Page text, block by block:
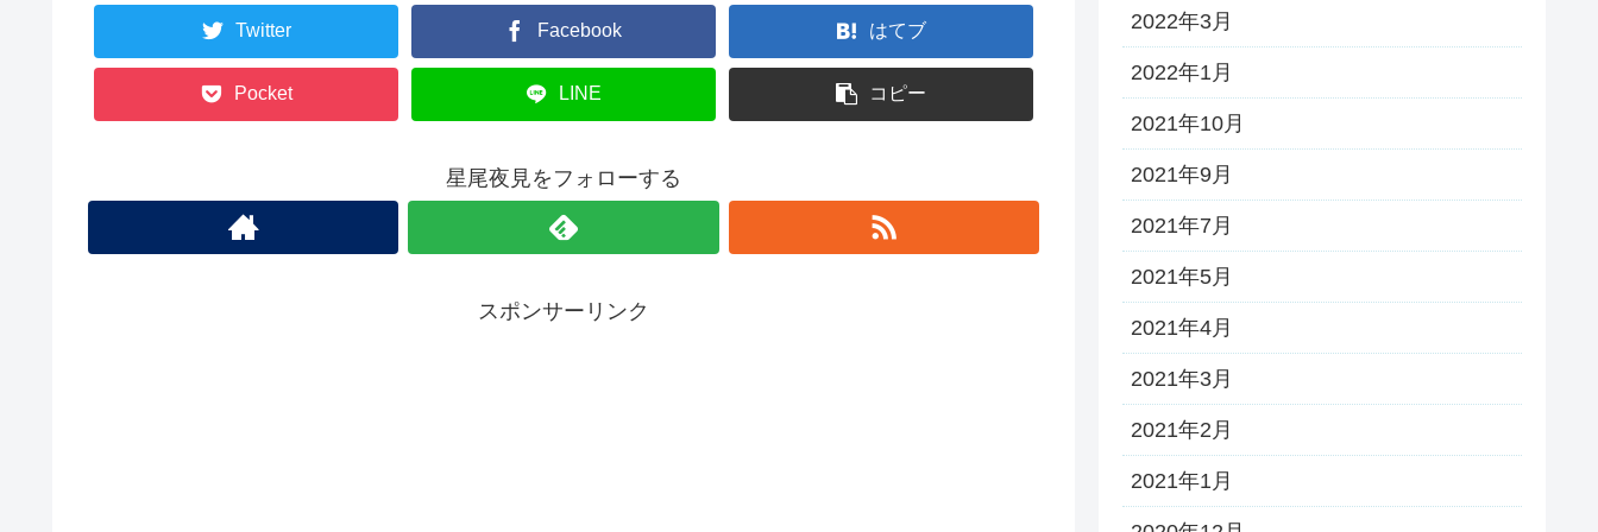
Twitter Facebook はてブ
Pocket LINE コピー
星尾夜見をフォローする
スポンサーリンク
2022年3月
2022年1月
2021年10月
2021年9月
2021年7月
2021年5月
2021年4月
2021年3月
2021年2月
2021年1月